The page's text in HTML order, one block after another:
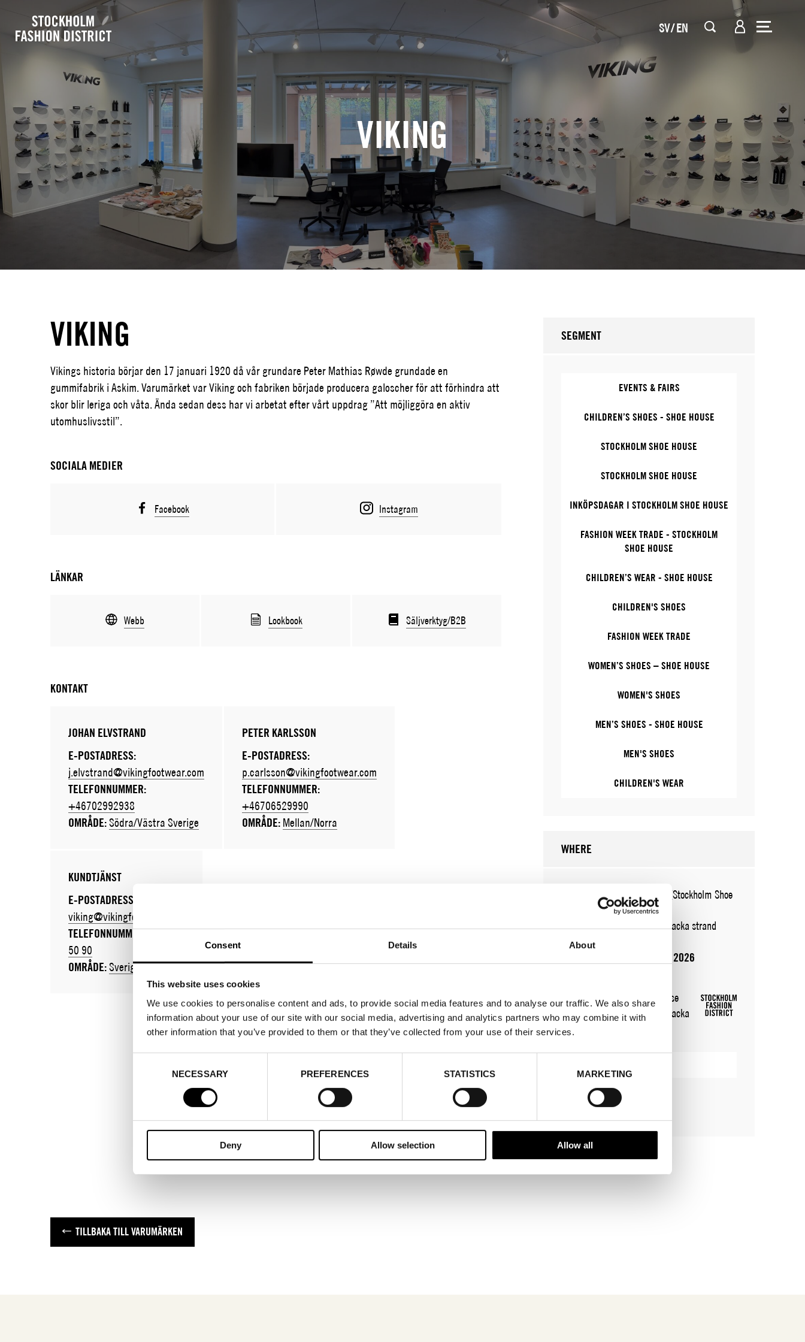
Consent Details About
This website uses cookies
We use cookies to personalise content and ads, to provide social media features and to analyse our traffic. We also share
information about your use of our site with our social media, advertising and analytics partners who may combine it with
other information that you’ve provided to them or that they’ve collected from your use of their services.
NECESSARY PREFERENCES STATISTICS MARKETING
Deny Allow selection Allow all
SV EN
VIKING
VIKING
Vikings historia börjar den 17 januari 1920 då vår grundare Peter Mathias Røwde grundade en
gummifabrik i Askim. Varumärket var Viking och fabriken började producera galoscher för att förhindra att
skor blir leriga och våta. Ända sedan dess har vi arbetat efter vårt uppdrag ”Att möjliggöra en aktiv
utomhuslivsstil”.
SOCIALA MEDIER
Facebook Instagram
LÄNKAR
Webb Lookbook Säljverktyg/B2B
KONTAKT
JOHAN ELVSTRAND
E-POSTADRESS:
j.elvstrand@vikingfootwear.com
TELEFONNUMMER:
+46702992938
OMRÅDE:Södra/Västra Sverige
PETER KARLSSON
E-POSTADRESS:
p.carlsson@vikingfootwear.com
TELEFONNUMMER:
+46706529990
OMRÅDE: Mellan/Norra
KUNDTJÄNST
E-POSTADRESS:
viking@vikingfootwear.com
TELEFONNUMMER:031-98
50 90
OMRÅDE:Sverige
SEGMENT
EVENTS & FAIRS
CHILDREN’S SHOES - SHOE HOUSE
STOCKHOLM SHOE HOUSE
STOCKHOLM SHOE HOUSE
INKÖPSDAGAR I STOCKHOLM SHOE HOUSE
FASHION WEEK TRADE - STOCKHOLM
SHOE HOUSE
CHILDREN’S WEAR - SHOE HOUSE
CHILDREN'S SHOES
FASHION WEEK TRADE
WOMEN’S SHOES – SHOE HOUSE
WOMEN'S SHOES
MEN’S SHOES - SHOE HOUSE
MEN'S SHOES
CHILDREN'S WEAR
WHERE
Fashion Week Trade (Stockholm Shoe
ADRESSCylindervägen 20, Nacka strand
SHOWROOM / STAND:
10 aug 2026 - 14 aug 2026
WHERE
Stockholm Shoe House
ADRESSCylindervägen 20, Nacka
strand
TILLBAKA TILL VARUMÄRKEN